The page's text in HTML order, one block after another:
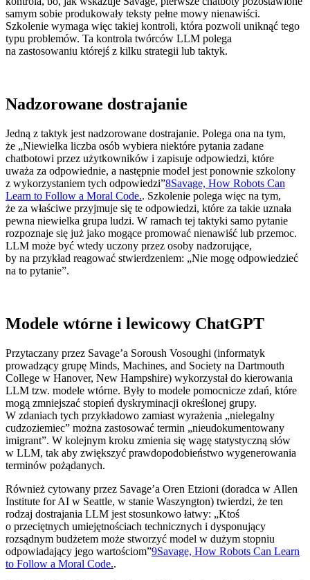
samym sobie produkowały teksty pełne mowy nienawiści.
Szkolenie wymaga więc takiej kontroli, która pozwoli uniknąć tego
typu problemów. Ta kontrola twórców LLM polega
na zastosowaniu którejś z kilku strategii lub taktyk.
Nadzorowane dostrajanie
Jedną z taktyk jest nadzorowane dostrajanie. Polega ona na tym,
że „Niewielka liczba osób wybiera niektóre pytania zadane
chatbotowi przez użytkowników i zapisuje odpowiedzi, które
uważa za odpowiednie, a następnie model jest ponownie szkolony
z wykorzystaniem tych odpowiedzi”8Savage, How Robots Can
Learn to Follow a Moral Code.. Szkolenie polega więc na tym,
że za właściwe przyjmuje się te odpowiedzi, które za takie uznała
pewna niewielka grupa ludzi. W ramach tej taktyki samo pytanie
rozpoznaje się już jako mogące promować nienawiść lub przemoc.
LLM może być wtedy uczony przez osoby nadzorujące,
by na przykład reagować stwierdzeniem: „Nie mogę odpowiedzieć
na to pytanie”.
Modele wtórne i lewicowy ChatGPT
Przytaczany przez Savage’a Soroush Vosoughi (informatyk
prowadzący grupę Minds, Machines, and Society na Dartmouth
College w Hanover, New Hampshire) wykorzystał do kierowania
LLM tzw. modele wtórne. Były to modele pomocnicze zdań, które
mogą zmniejszać stopień dyskryminacji określonej grupy.
W zdaniach tych przykładowo zamiast wyrażenia „nielegalny
cudzoziemiec” można zastosować termin „nieudokumentowany
imigrant”. W kolejnym kroku zmienia się wagę statystyczną słów
w LLM, tak aby zwiększyć prawdopodobieństwo wygenerowania
terminów pożądanych.
Również cytowany przez Savage’a Oren Etzioni (doradca w Allen
Institute for AI w Seattle, w stanie Waszyngton) twierdzi, że ten
rodzaj dostrajania LLM jest stosunkowo łatwy: „Ktoś
o przeciętnych umiejętnościach technicznych i dysponujący
rozsądnym budżetem może stworzyć model w dużym stopniu
odpowiadający jego wartościom”9Savage, How Robots Can Learn
to Follow a Moral Code..